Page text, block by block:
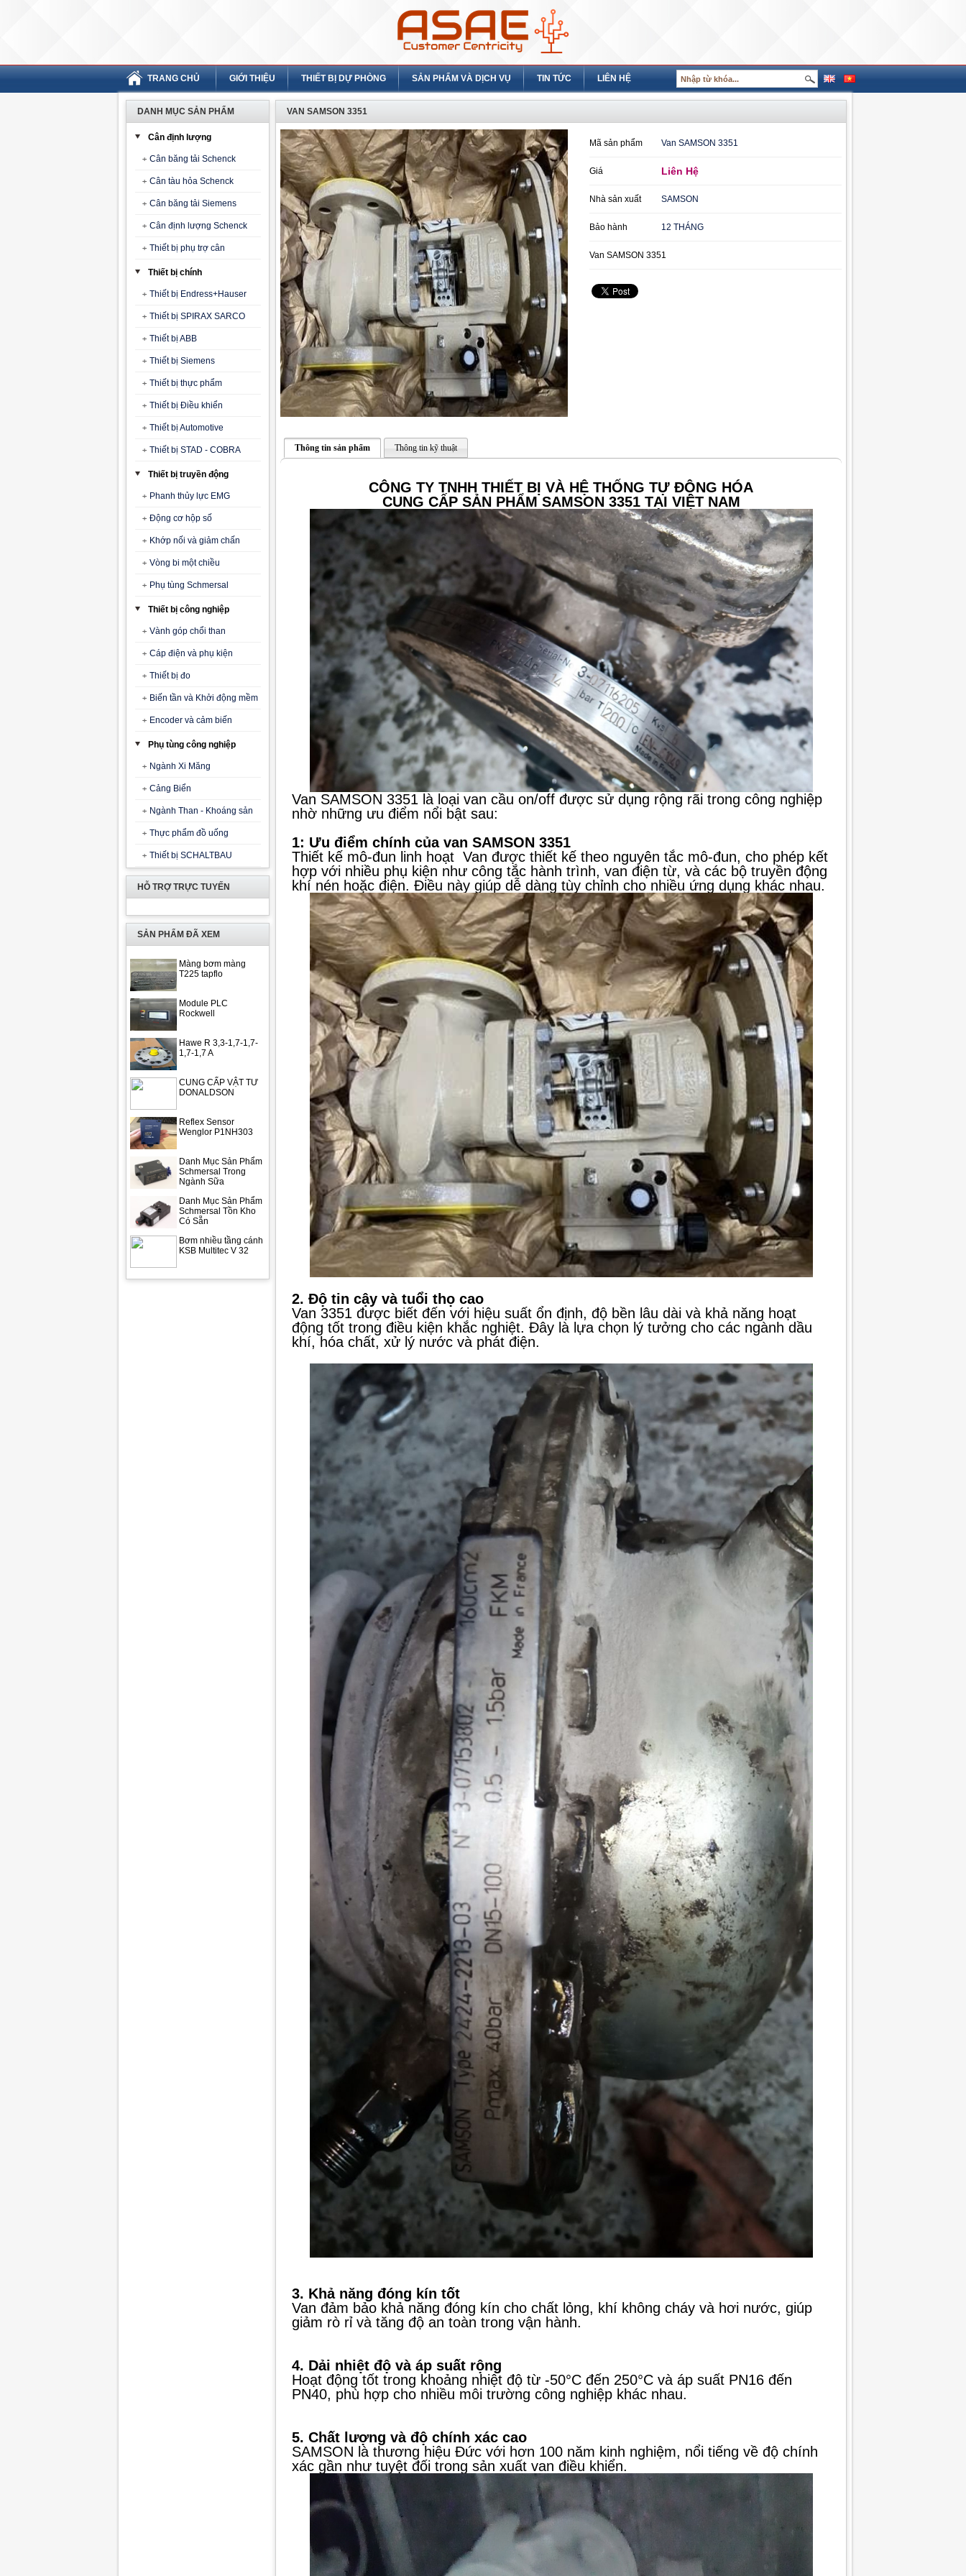
TRANG CHỦ GIỚI THIỆU THIẾT BỊ DỰ PHÒNG SẢN PHẨM VÀ DỊCH VỤ TIN TỨC LIÊN HỆ
DANH MỤC SẢN PHẨM
Cân định lượng
Cân băng tải Schenck
Cân tàu hỏa Schenck
Cân băng tải Siemens
Cân định lượng Schenck
Thiết bị phụ trợ cân
Thiết bị chính
Thiết bị Endress+Hauser
Thiết bị SPIRAX SARCO
Thiết bị ABB
Thiết bị Siemens
Thiết bị thực phẩm
Thiết bị Điều khiển
Thiết bị Automotive
Thiết bị STAD - COBRA
Thiết bị truyền động
Phanh thủy lực EMG
Động cơ hộp số
Khớp nối và giảm chấn
Vòng bi một chiều
Phụ tùng Schmersal
Thiết bị công nghiệp
Vành góp chổi than
Cáp điện và phụ kiện
Thiết bị đo
Biến tần và Khởi động mềm
Encoder và cảm biến
Phụ tùng công nghiệp
Ngành Xi Măng
Cảng Biển
Ngành Than - Khoáng sản
Thực phẩm đồ uống
Thiết bị SCHALTBAU
HỖ TRỢ TRỰC TUYẾN
SẢN PHẨM ĐÃ XEM
Màng bơm màng
T225 tapflo
Module PLC
Rockwell
Hawe R 3,3-1,7-1,7-
1,7-1,7 A
CUNG CẤP VẬT TƯ
DONALDSON
Reflex Sensor
Wenglor P1NH303
Danh Mục Sản Phẩm
Schmersal Trong
Ngành Sữa
Danh Mục Sản Phẩm
Schmersal Tồn Kho
Có Sẵn
Bơm nhiều tầng cánh
KSB Multitec V 32
VAN SAMSON 3351
Mã sản phẩm Van SAMSON 3351
Giá Liên Hệ
Nhà sản xuất SAMSON
Bảo hành 12 THÁNG
Van SAMSON 3351
Thông tin sản phẩm Thông tin kỹ thuật
CÔNG TY TNHH THIẾT BỊ VÀ HỆ THỐNG TỰ ĐỘNG HÓA
CUNG CẤP SẢN PHẨM SAMSON 3351 TẠI VIỆT NAM
Van SAMSON 3351 là loại van cầu on/off được sử dụng rộng rãi trong công nghiệp
nhờ những ưu điểm nổi bật sau:
1: Ưu điểm chính của van SAMSON 3351
Thiết kế mô-đun linh hoạt Van được thiết kế theo nguyên tắc mô-đun, cho phép kết
hợp với nhiều phụ kiện như công tắc hành trình, van điện từ, và các bộ truyền động
khí nén hoặc điện. Điều này giúp dễ dàng tùy chỉnh cho nhiều ứng dụng khác nhau.
2. Độ tin cậy và tuổi thọ cao
Van 3351 được biết đến với hiệu suất ổn định, độ bền lâu dài và khả năng hoạt
động tốt trong điều kiện khắc nghiệt. Đây là lựa chọn lý tưởng cho các ngành dầu
khí, hóa chất, xử lý nước và phát điện.
3. Khả năng đóng kín tốt
Van đảm bảo khả năng đóng kín cho chất lỏng, khí không cháy và hơi nước, giúp
giảm rò rỉ và tăng độ an toàn trong vận hành.
4. Dải nhiệt độ và áp suất rộng
Hoạt động tốt trong khoảng nhiệt độ từ -50°C đến 250°C và áp suất PN16 đến
PN40, phù hợp cho nhiều môi trường công nghiệp khác nhau.
5. Chất lượng và độ chính xác cao
SAMSON là thương hiệu Đức với hơn 100 năm kinh nghiệm, nổi tiếng về độ chính
xác gần như tuyệt đối trong sản xuất van điều khiển.